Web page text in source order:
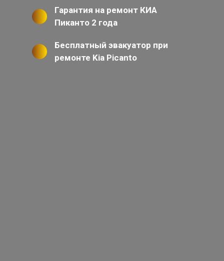
Гарантия на ремонт КИА
Пиканто 2 года
Бесплатный эвакуатор при
ремонте Kia Picanto